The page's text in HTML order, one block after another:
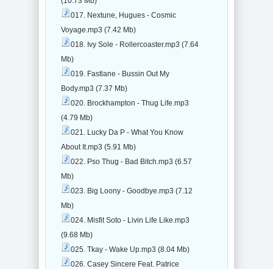
017. Nextune, Hugues - Cosmic
Voyage.mp3 (7.42 Mb)
018. Ivy Sole - Rollercoaster.mp3 (7.64
Mb)
019. Fastlane - Bussin Out My
Body.mp3 (7.37 Mb)
020. Brockhampton - Thug Life.mp3
(4.79 Mb)
021. Lucky Da P - What You Know
About It.mp3 (5.91 Mb)
022. Pso Thug - Bad Bitch.mp3 (6.57
Mb)
023. Big Loony - Goodbye.mp3 (7.12
Mb)
024. Misfit Soto - Livin Life Like.mp3
(9.68 Mb)
025. Tkay - Wake Up.mp3 (8.04 Mb)
026. Casey Sincere Feat. Patrice